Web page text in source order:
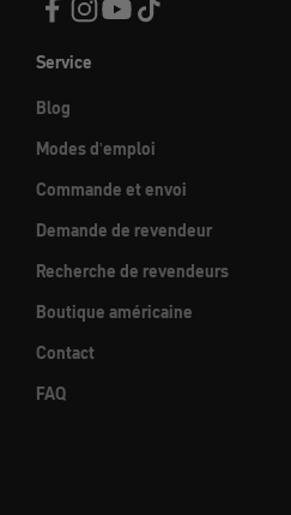
Service
Blog
Modes d'emploi
Commande et envoi
Demande de revendeur
Recherche de revendeurs
Boutique américaine
Contact
FAQ